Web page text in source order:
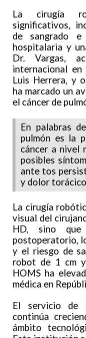
La cirugía
significativos,
de sangrado e
hospitalaria y
Dr. Vargas,
internacional
Luis Herrera, y
ha marcado un
el cáncer de
En palabras
pulmón es la
cáncer a nivel
posibles
ante tos
y dolor
La cirugía
visual del
HD, sino
postoperatorio,
y el riesgo de
robot de 1 cm
HOMS ha
médica en
El servicio de
continúa
ámbito